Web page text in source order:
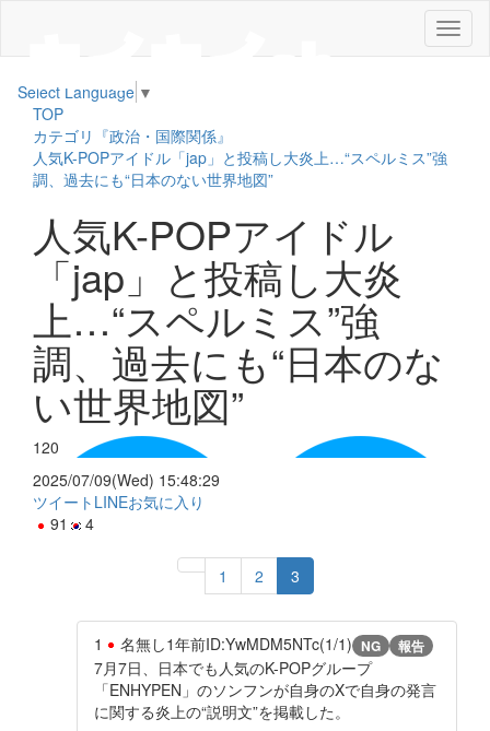
メ
ニ
Select Language ▼
TOP
カテゴリ『政治・国際関係』
人気K-POPアイドル「jap」と投稿し大炎上…“スペルミス”強
調、過去にも“日本のない世界地図”
人気K-POPアイドル
「jap」と投稿し大炎
上…“スペルミス”強
調、過去にも“日本のな
い世界地図”
120
2025/07/09(Wed) 15:48:29
ツイート LINEお気に入り
91
4
1 2 3
1 名無し1年前ID:YwMDM5NTc(1/1) NG 報告
7月7日、日本でも人気のK-POPグループ
「ENHYPEN」のソンフンが自身のXで自身の発言
に関する炎上の“説明文”を掲載した。